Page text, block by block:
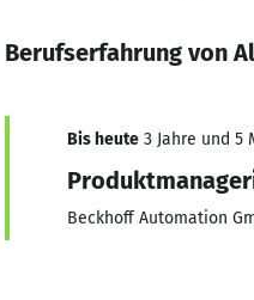
Berufserfahrung von
Bis heute 3 Jahre und 5
Beckhoff Automation